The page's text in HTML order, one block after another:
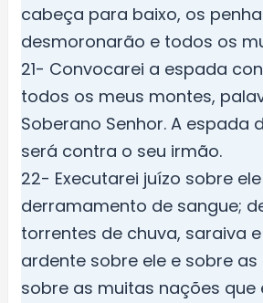
cabeça para baixo, os
desmoronarão e todos os
21- Convocarei a espada
todos os meus montes,
Soberano Senhor. A espada
será contra o seu irmão.
22- Executarei juízo sobre
derramamento de sangue;
torrentes de chuva, saraiva
ardente sobre ele e sobre
sobre as muitas nações